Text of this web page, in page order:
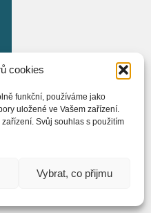
cookies
funkční, používáme jako
uložené ve Vašem zařízení.
Svůj souhlas s použitím
Vybrat, co přijmu